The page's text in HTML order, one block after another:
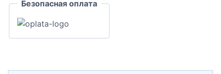
Полиуретан
32x150x500
Безопасная оплата